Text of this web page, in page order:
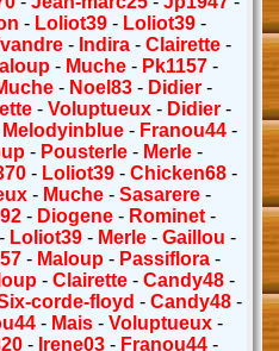
- Loliot39 - Loliot39 -
- Indira -Clairette -
- Muche- Pk1157-
- Noel83 - Didier -
-Voluptueux - Didier -
Melodyinblue - Franou44 -
- Pousterle - Merle -
- Loliot39 -Chicken68 -
- Muche -Sasarere -
- Diogene- Rominet-
Loliot39- Merle- Gaillou -
- Maloup - Passiflora -
- Clairette- Candy48-
corde-floyd -Candy48 -
- Mais -Voluptueux -
- Irene03- Franou44-